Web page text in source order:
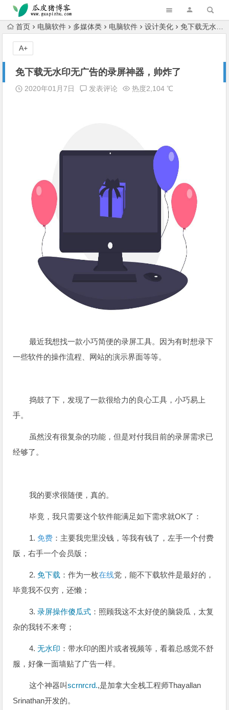
跳转到主内容
首页 电脑软件 多媒体类 电脑软件 设计美化 免下载无水印无广告的录屏神器，帅炸了
免下载无水印无广告的录屏神器，帅炸了
2020年01月7日 发表评论 热度2,104 ℃
最近我想找一款小巧简便的录屏工具。 因为有时想录下
一些软件的操作流程、网站的演示界面等等。
捣鼓了下，发现了一款很给力的良心工具，小巧易上
手。
虽然没有很复杂的功能，但是对付我目前的录屏需求已
经够了。
我的要求很随便，真的。
毕竟，我只需要这个软件能满足如下需求就OK了：
1.免费 ：主要我兜里没钱，等我有钱了，左手一个付费
版，右手一个会员版；
2.免下载 ：作为一枚在线党，能不下载软件是最好的，
毕竟我不仅穷，还懒；
3.录屏操作傻瓜式 ：照顾我这不太好使的脑袋瓜 ，太复
杂的我转不来弯；
4.无水印 ：带水印的图片或者视频等，看着总感觉不舒
服，好像一面墙贴了广告一样。
这个神器叫scrnrcrd.,是加拿大全栈工程师Thayallan
Srinathan开发的。
A+